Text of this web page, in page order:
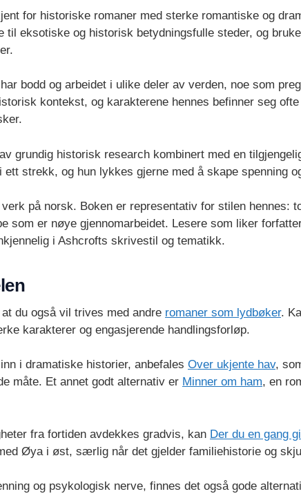
for historiske romaner med sterke romantiske og
eksotiske og historisk betydningsfulle steder, og
bodd og arbeidet i ulike deler av verden, noe som
kontekst, og karakterene hennes befinner seg
grundig historisk research kombinert med en
strekk, og hun lykkes gjerne med å skape spenning
på norsk. Boken er representativ for stilen hennes:
som er nøye gjennomarbeidet. Lesere som liker
i Ashcrofts skrivestil og tematikk.
du også vil trives med andre romaner som lydbøker.
karakterer og engasjerende handlingsforløp.
i dramatiske historier, anbefales Over ukjente hav,
måte. Et annet godt alternativ er Minner om ham, en
fra fortiden avdekkes gradvis, kan Der du en gang
Øya i øst, særlig når det gjelder familiehistorie og
og psykologisk nerve, finnes det også gode